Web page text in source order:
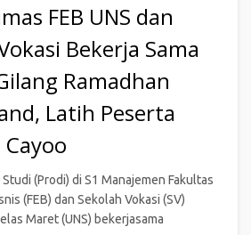
FEB UNS dan
Bekerja Sama
Ramadhan
Latih Peserta
(Prodi) di S1 Manajemen Fakultas
(FEB) dan Sekolah Vokasi (SV)
Maret (UNS) bekerjasama